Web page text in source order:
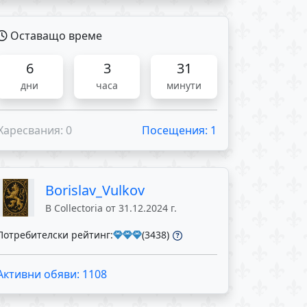
Оставащо време
6
дни
3
часа
31
минути
0 Посещения: 1
Borislav_Vulkov
В Collectoria от 31.12.2024 г.
рейтинг: (3438)
обяви: 1108